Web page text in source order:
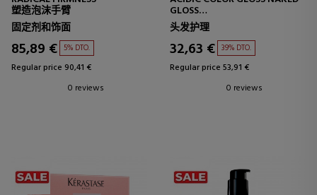
塑造泡沫手臂
固定剂和饰面
85,89 € 5% DTO.
Regular price 90,41 €
0 reviews
GLOSS
ULTRA LIGHT HAIR OIL
头发护理
32,63 € 39% DTO.
Regular price 53,91 €
0 reviews